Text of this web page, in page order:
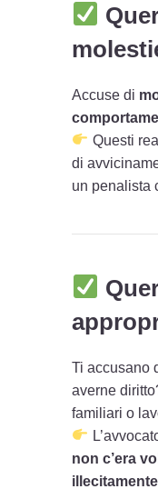
Accuse di
Questi
di
un penalista
Ti accusano
averne
familiari o
non c’era